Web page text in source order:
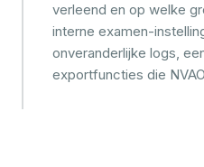
verleend en op welke
interne examen-
onveranderlijke logs,
exportfuncties die